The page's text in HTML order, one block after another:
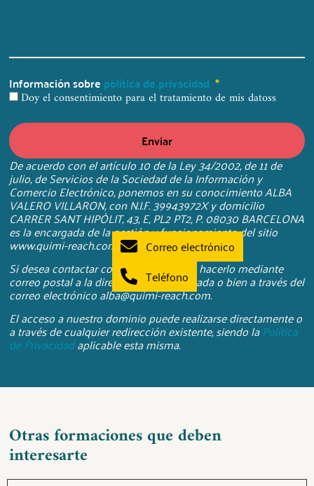
Información sobre política de privacidad
Doy el consentimiento para el tratamiento de mis datoss
Enviar
De acuerdo con el artículo 10 de la Ley 34/2002, de 11 de
julio, de Servicios de la Sociedad de la Información y
Comercio Electrónico, ponemos en su conocimiento ALBA
VALERO VILLARON, con N.I.F. 39943972X y domicilio
CARRER SANT HIPÒLIT, 43, E, PL2 PT2, P. 08030 BARCELONA
es la encargada de la gestión y funcionamiento del sitio
www.quimi-reach.com
Si desea contactar con nosotros puede hacerlo mediante
correo postal a la dirección arriba indicada o bien a través del
correo electrónico alba@quimi-reach.com.
El acceso a nuestro dominio puede realizarse directamente o
a través de cualquier redirección existente, siendo laPolítica
de Privacidadaplicable esta misma.
Otras formaciones que deben
interesarte
Correo electrónico
Teléfono